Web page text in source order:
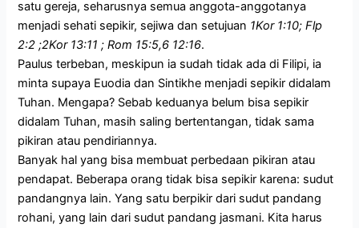
satu gereja, seharusnya semua anggota-anggotanya
menjadi sehati sepikir, sejiwa dan setujuan 1Kor 1:10; Flp
2:2 ;2Kor 13:11 ; Rom 15:5,6 12:16.
Paulus terbeban, meskipun ia sudah tidak ada di Filipi, ia
minta supaya Euodia dan Sintikhe menjadi sepikir didalam
Tuhan. Mengapa? Sebab keduanya belum bisa sepikir
didalam Tuhan, masih saling bertentangan, tidak sama
pikiran atau pendiriannya.
Banyak hal yang bisa membuat perbedaan pikiran atau
pendapat. Beberapa orang tidak bisa sepikir karena: sudut
pandangnya lain. Yang satu berpikir dari sudut pandang
rohani, yang lain dari sudut pandang jasmani. Kita harus